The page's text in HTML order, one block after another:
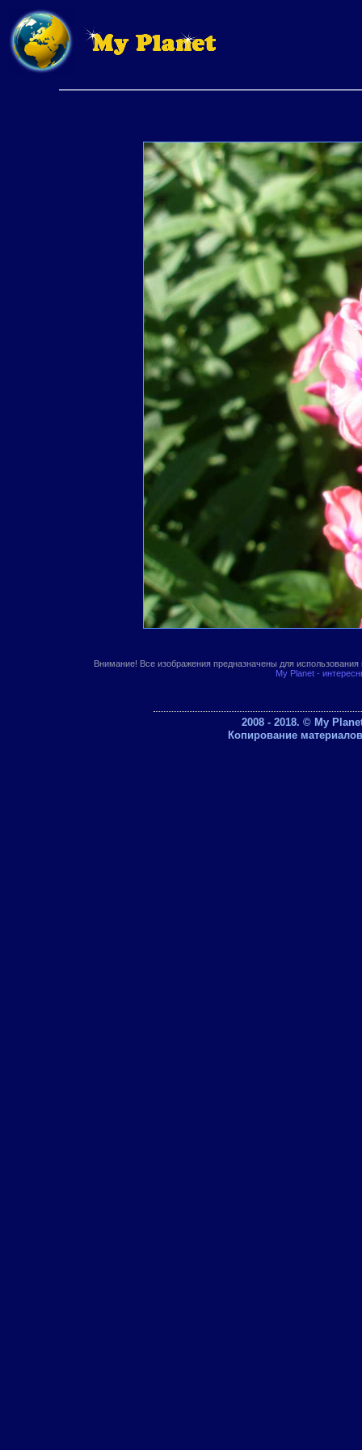
Внимание! Все изображения предназначены для
My Planet -
2008 - 2018. © My
Копирование